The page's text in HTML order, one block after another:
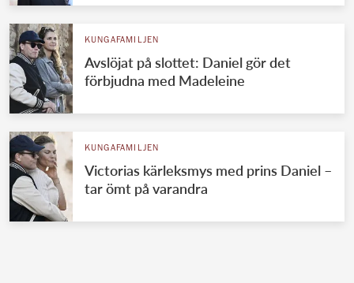
KUNGAFAMILJEN
Avslöjat på slottet: Daniel gör det
förbjudna med Madeleine
KUNGAFAMILJEN
Victorias kärleksmys med prins Daniel –
tar ömt på varandra